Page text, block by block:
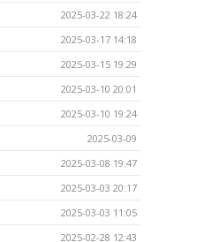
2025-03-22 18:24
2025-03-17 14:18
2025-03-15 19:29
2025-03-10 20:01
2025-03-10 19:24
2025-03-09
2025-03-08 19:47
2025-03-03 20:17
2025-03-03 11:05
2025-02-28 12:43